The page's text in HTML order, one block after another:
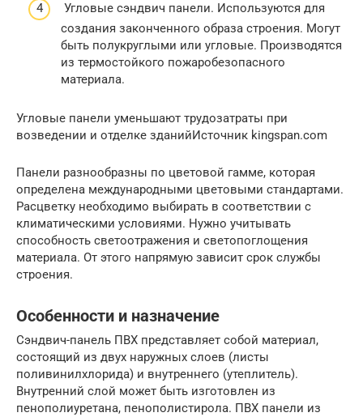
Угловые сэндвич панели. Используются для
создания законченного образа строения. Могут
быть полукруглыми или угловые. Производятся
из термостойкого пожаробезопасного
материала.
Угловые панели уменьшают трудозатраты при
возведении и отделке зданийИсточник kingspan.com
Панели разнообразны по цветовой гамме, которая
определена международными цветовыми стандартами.
Расцветку необходимо выбирать в соответствии с
климатическими условиями. Нужно учитывать
способность светоотражения и светопоглощения
материала. От этого напрямую зависит срок службы
строения.
Особенности и назначение
Сэндвич-панель ПВХ представляет собой материал,
состоящий из двух наружных слоев (листы
поливинилхлорида) и внутреннего (утеплитель).
Внутренний слой может быть изготовлен из
пенополиуретана, пенополистирола. ПВХ панели из